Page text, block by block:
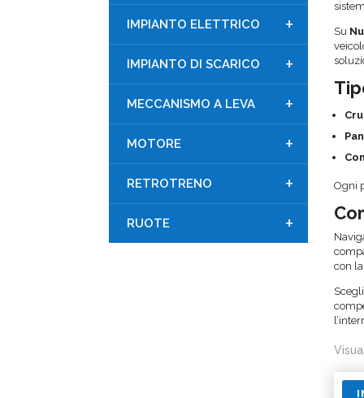
+
IMPIANTO ELETTRICO
+
IMPIANTO DI SCARICO
+
MECCANISMO A LEVA
+
MOTORE
+
RETROTRENO
+
RUOTE
Su
Ogni
con